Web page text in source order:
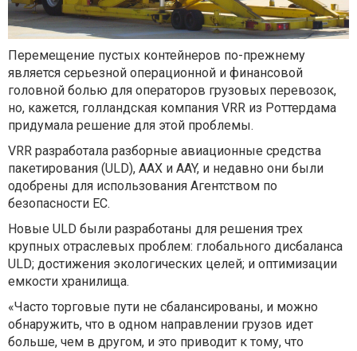
Перемещение пустых контейнеров по-прежнему
является серьезной операционной и финансовой
головной болью для операторов грузовых перевозок,
но, кажется, голландская компания VRR из Роттердама
придумала решение для этой проблемы.
VRR разработала разборные авиационные средства
пакетирования (ULD), AAX и AAY, и недавно они были
одобрены для использования Агентством по
безопасности ЕС.
Новые ULD были разработаны для решения трех
крупных отраслевых проблем: глобального дисбаланса
ULD; достижения экологических целей; и оптимизации
емкости хранилища.
«Часто торговые пути не сбалансированы, и можно
обнаружить, что в одном направлении грузов идет
больше, чем в другом, и это приводит к тому, что